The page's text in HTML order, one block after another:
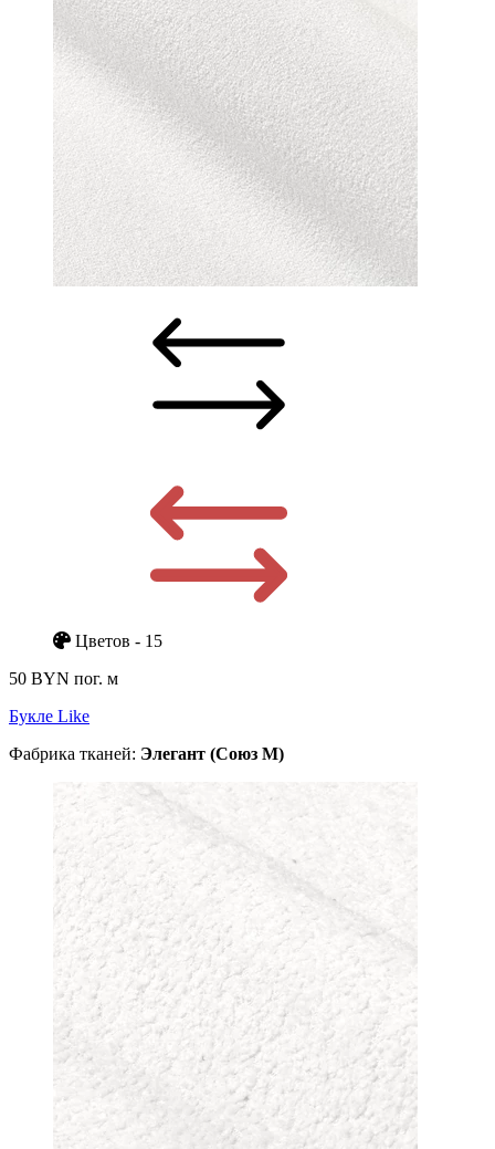
Цветов - 15
50 BYN пог. м
Букле Like
Фабрика тканей: Элегант (Союз М)